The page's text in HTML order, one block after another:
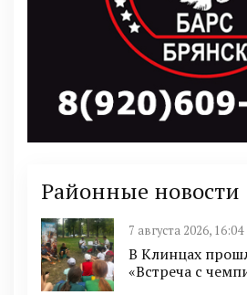
Районные новости
7 августа 2026, 16:04
В Клинцах
«Встреча с